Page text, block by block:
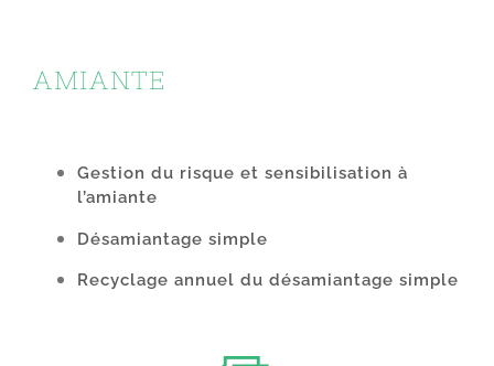
AMIANTE
Gestion du risque et sensibilisation à
l’amiante
Désamiantage simple
Recyclage annuel du désamiantage simple